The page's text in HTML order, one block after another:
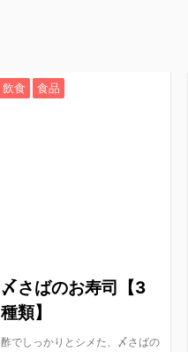
飲食 食品
〆さばのお寿司【3
種類】
酢でしっかりとシメた、〆さばの